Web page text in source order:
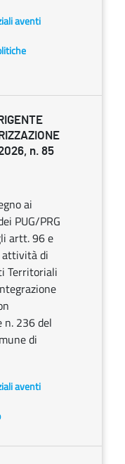
aventi
n. 85
ai
PUG/PRG
artt. 96 e
attività di
Territoriali
n. 236 del
di
aventi